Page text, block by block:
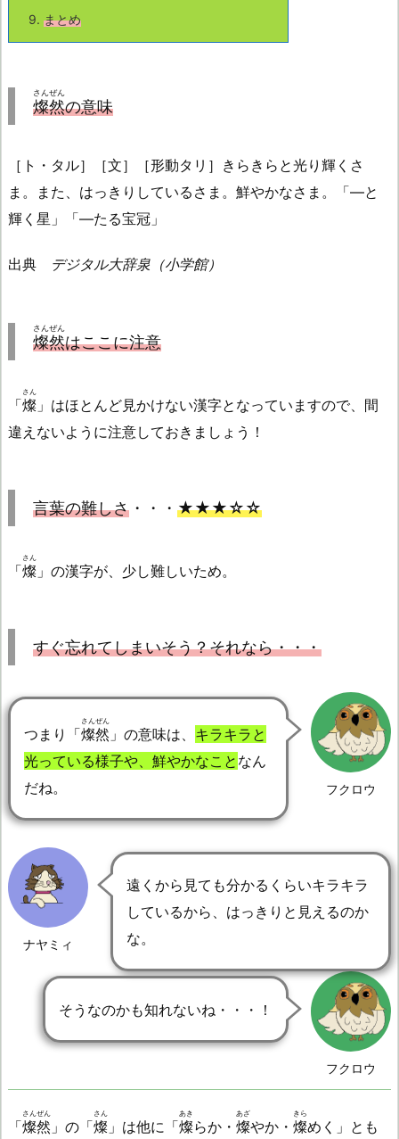
9. まとめ
燦然
さんぜん
の意味
［ト・タル］［文］［形動タリ］きらきらと光り輝くさ
ま。また、はっきりしているさま。鮮やかなさま。「―と
輝く星」「―たる宝冠」
出典 デジタル大辞泉（小学館）
燦然
さんぜん
はここに注意
「燦
さん
」はほとんど見かけない漢字となっていますので、間
違えないように注意しておきましょう！
言葉の難しさ ・・・ ★★★☆☆
「燦
さん
」の漢字が、少し難しいため。
すぐ忘れてしまいそう？それなら・・・
フクロウ
つまり「燦然
さんぜん
」の意味は、 キラキラと
光っている様子や、鮮やかなこと なん
だね。
ナヤミィ
遠くから見ても分かるくらいキラキラ
しているから、はっきりと見えるのか
な。
フクロウ
そうなのかも知れないね・・・！
「燦然
さんぜん
」の「燦
さん
」は他に「燦
あき
らか・ 燦
あざ
やか・ 燦
きら
めく」とも